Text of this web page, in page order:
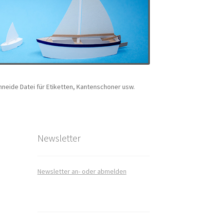
Datei für Etiketten, Kantenschoner usw.
Newsletter
Newsletter an- oder abmelden